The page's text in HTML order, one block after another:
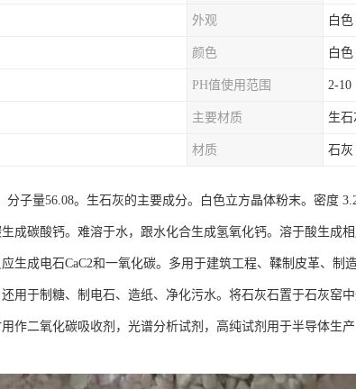
外观 白
颜色 白色
PH值使用范围 2-10
主要材质 生石
材质 石灰
分子量56.08。生石灰的主要成分。白色立方晶体粉末。密度
成碳酸钙。难溶于水，跟水化合生成氢氧化钙。溶于酸生成
生成电石CaC2和一氧化碳。多用于建筑工程、鞣制皮革、制
用于制糖、制电石、造纸、净化污水。将石灰石置于石灰窑
作二氧化碳吸收剂，光谱分析试剂，高纯试剂用于半导体生